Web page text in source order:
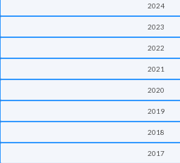
2024
2023
2022
2021
2020
2019
2018
2017